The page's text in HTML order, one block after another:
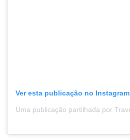
Ver esta publicação no Instagram